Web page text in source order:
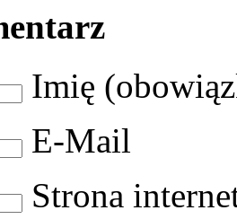
Imię
E-Mail
Strona